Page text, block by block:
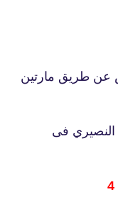
عن طريق مارتين
فى